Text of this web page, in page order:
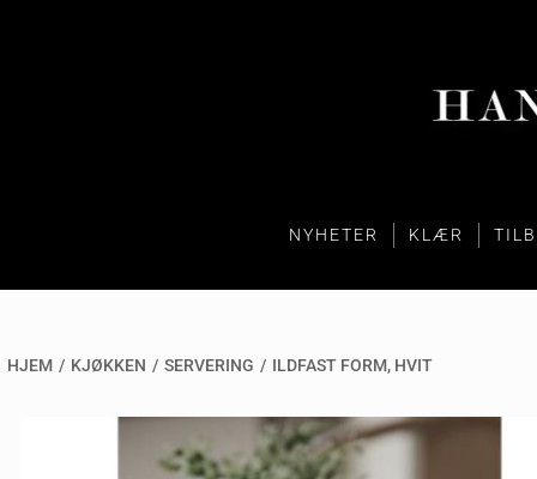
NYHETER KLÆR
HJEM / KJØKKEN / SERVERING / ILDFAST FORM, HVIT